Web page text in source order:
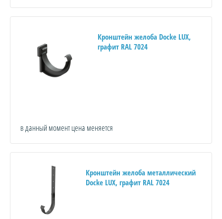
Кронштейн желоба Docke LUX,
графит RAL 7024
в данный момент цена меняется
Кронштейн желоба металлический
Docke LUX, графит RAL 7024